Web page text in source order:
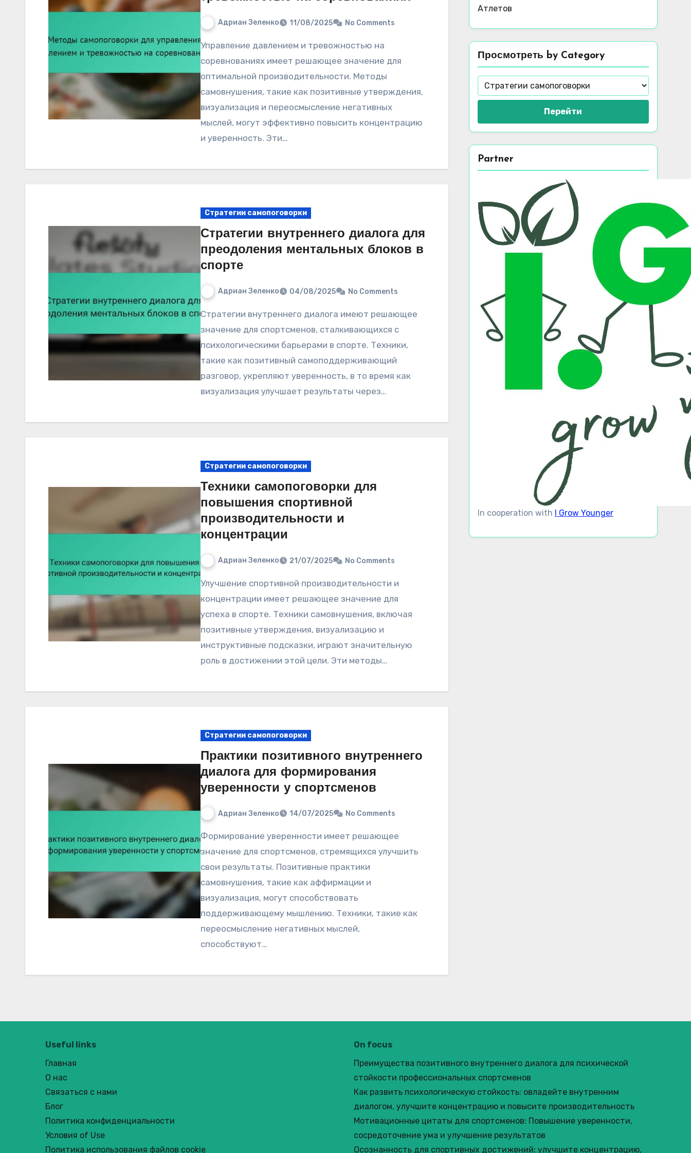
Адриан Зеленко 11/08/2025 No Comments
Управление давлением и тревожностью на
соревнованиях имеет решающее значение для
оптимальной производительности. Методы
самовнушения, такие как позитивные утверждения,
визуализация и переосмысление негативных
мыслей, могут эффективно повысить концентрацию
и уверенность. Эти…
Стратегии самопоговорки
Стратегии внутреннего диалога для
преодоления ментальных блоков в
спорте
Адриан Зеленко 04/08/2025 No Comments
Стратегии внутреннего диалога имеют решающее
значение для спортсменов, сталкивающихся с
психологическими барьерами в спорте. Техники,
такие как позитивный самоподдерживающий
разговор, укрепляют уверенность, в то время как
визуализация улучшает результаты через…
Стратегии самопоговорки
Техники самопоговорки для
повышения спортивной
производительности и
концентрации
Адриан Зеленко 21/07/2025 No Comments
Улучшение спортивной производительности и
концентрации имеет решающее значение для
успеха в спорте. Техники самовнушения, включая
позитивные утверждения, визуализацию и
инструктивные подсказки, играют значительную
роль в достижении этой цели. Эти методы…
Стратегии самопоговорки
Практики позитивного внутреннего
диалога для формирования
уверенности у спортсменов
Адриан Зеленко 14/07/2025 No Comments
Формирование уверенности имеет решающее
значение для спортсменов, стремящихся улучшить
свои результаты. Позитивные практики
самовнушения, такие как аффирмации и
визуализация, могут способствовать
поддерживающему мышлению. Техники, такие как
переосмысление негативных мыслей,
способствуют…
Атлетов
Просмотреть by Category
Перейти
Partner
In cooperation with I Grow Younger
Useful links
Главная
О нас
Связаться с нами
Блог
Политика конфиденциальности
Условия of Use
Политика использования файлов cookie
On focus
Преимущества позитивного внутреннего диалога для психической
стойкости профессиональных спортсменов
Как развить психологическую стойкость: овладейте внутренним
диалогом, улучшите концентрацию и повысите производительность
Мотивационные цитаты для спортсменов: Повышение уверенности,
сосредоточение ума и улучшение результатов
Осознанность для спортивных достижений: улучшите концентрацию,